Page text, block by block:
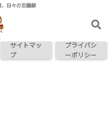
日々の忘備録
サイトマッ
プ
プライバシ
ーポリシー